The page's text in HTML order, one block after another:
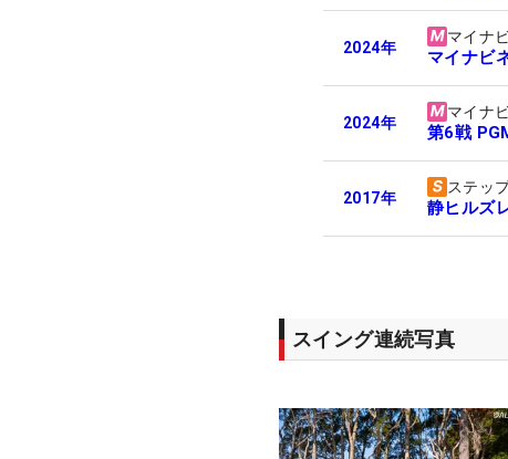
2024年
マイナ
マイナビ
2024年
マイナ
第6戦
2017年
ステッ
静ヒルズ
スイング連続写真